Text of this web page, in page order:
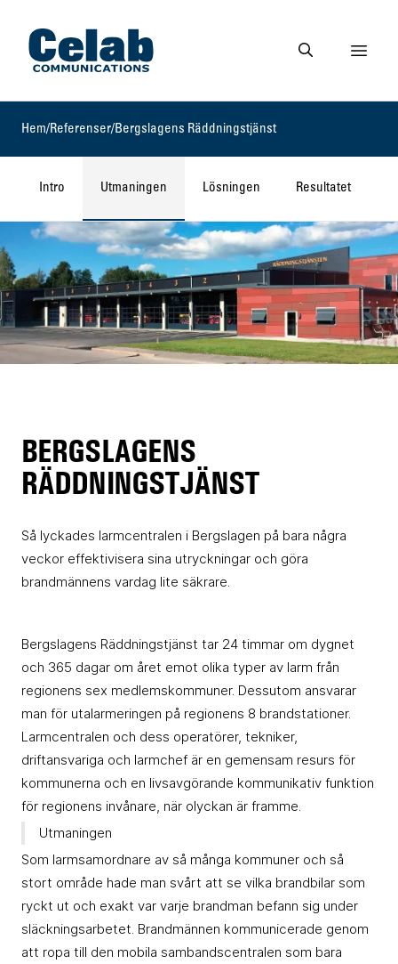
Gå till startsidan
Gå till söksidan
Visa
Hem/Referenser/Bergslagens Räddningstjänst
Intro Utmaningen Lösningen Resultatet
BERGSLAGENS
RÄDDNINGSTJÄNST
Så lyckades larmcentralen i Bergslagen på bara några
veckor effektivisera sina utryckningar och göra
brandmännens vardag lite säkrare.
Bergslagens Räddningstjänst tar 24 timmar om dygnet
och 365 dagar om året emot olika typer av larm från
regionens sex medlemskommuner. Dessutom ansvarar
man för utalarmeringen på regionens 8 brandstationer.
Larmcentralen och dess operatörer, tekniker,
driftansvariga och larmchef är en gemensam resurs för
kommunerna och en livsavgörande kommunikativ funktion
för regionens invånare, när olyckan är framme.
Utmaningen
Som larmsamordnare av så många kommuner och så
stort område hade man svårt att se vilka brandbilar som
ryckt ut och exakt var varje brandman befann sig under
släckningsarbetet. Brandmännen kommunicerade genom
att ropa till den mobila sambandscentralen som bara